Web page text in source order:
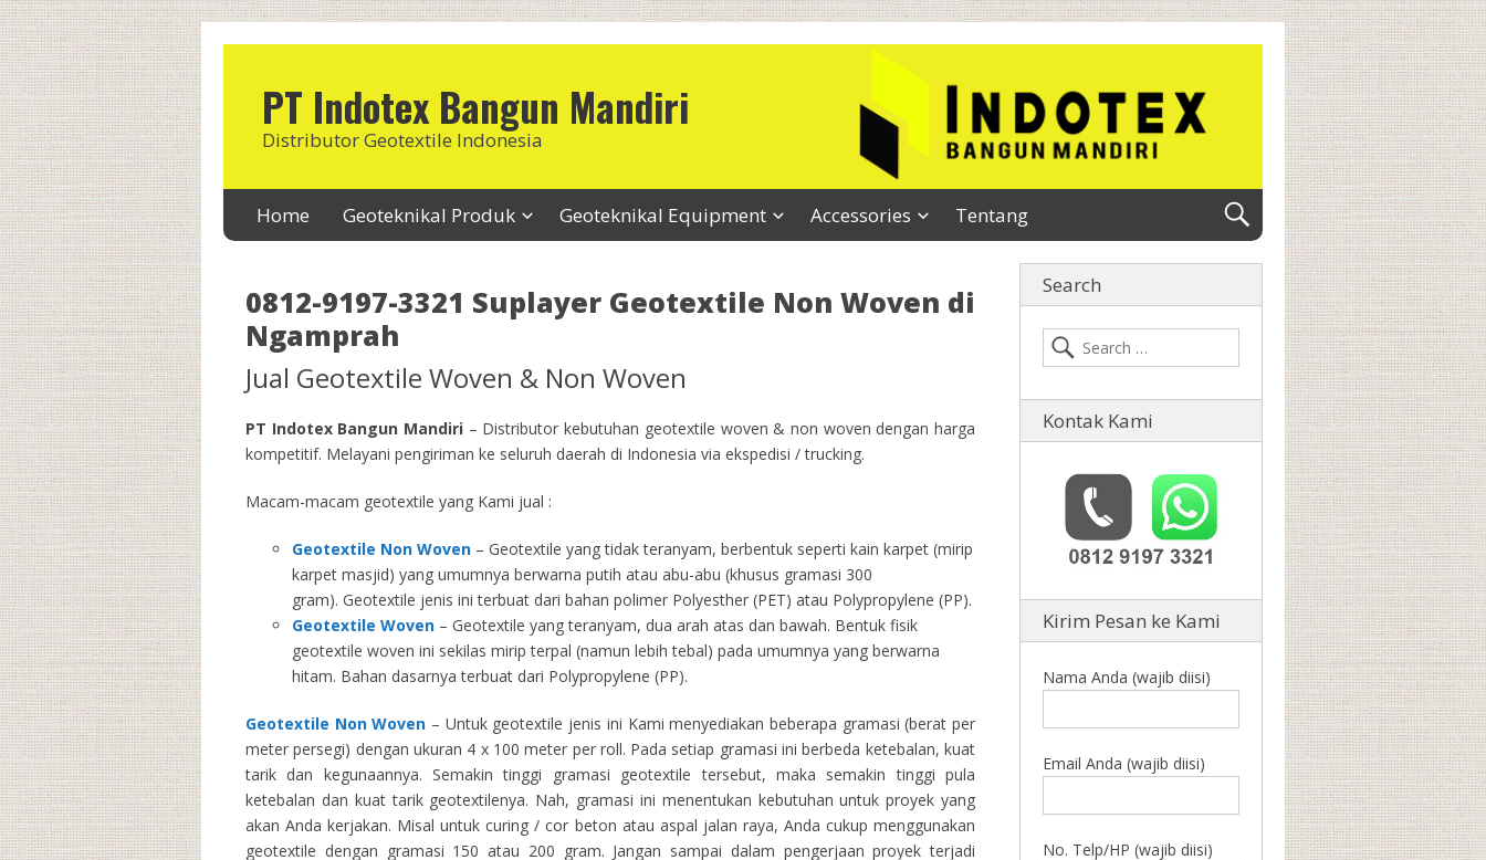
PT Indotex Bangun Mandiri
Distributor Geotextile Indonesia
Home Geoteknikal Produk Geoteknikal Equipment Accessories Tentang
0812-9197-3321 Suplayer Geotextile Non Woven di
Ngamprah
Jual Geotextile Woven & Non Woven
PT Indotex Bangun Mandiri – Distributor kebutuhan geotextile woven & non woven dengan harga
kompetitif. Melayani pengiriman ke seluruh daerah di Indonesia via ekspedisi / trucking.
Macam-macam geotextile yang Kami jual :
Geotextile Non Woven – Geotextile yang tidak teranyam, berbentuk seperti kain karpet (mirip
karpet masjid) yang umumnya berwarna putih atau abu-abu (khusus gramasi 300
gram). Geotextile jenis ini terbuat dari bahan polimer Polyesther (PET) atau Polypropylene (PP).
Geotextile Woven – Geotextile yang teranyam, dua arah atas dan bawah. Bentuk fisik
geotextile woven ini sekilas mirip terpal (namun lebih tebal) pada umumnya yang berwarna
hitam. Bahan dasarnya terbuat dari Polypropylene (PP).
Geotextile Non Woven – Untuk geotextile jenis ini Kami menyediakan beberapa gramasi (berat per
meter persegi) dengan ukuran 4 x 100 meter per roll. Pada setiap gramasi ini berbeda ketebalan, kuat
tarik dan kegunaannya. Semakin tinggi gramasi geotextile tersebut, maka semakin tinggi pula
ketebalan dan kuat tarik geotextilenya. Nah, gramasi ini menentukan kebutuhan untuk proyek yang
akan Anda kerjakan. Misal untuk curing / cor beton atau aspal jalan raya, Anda cukup menggunakan
geotextile dengan gramasi 150 atau 200 gram. Jangan sampai dalam pengerjaan proyek terjadi
Search
Kontak Kami
Kirim Pesan ke Kami
Nama Anda (wajib diisi)
Email Anda (wajib diisi)
No. Telp/HP (wajib diisi)